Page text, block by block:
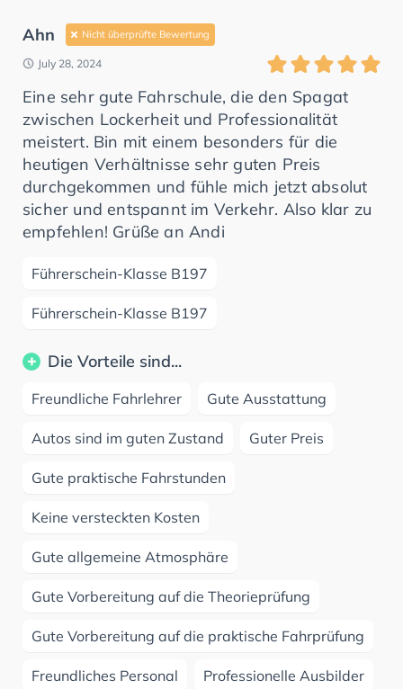
Ahn Nicht überprüfte Bewertung
July 28, 2024
Eine sehr gute Fahrschule, die den Spagat
zwischen Lockerheit und Professionalität
meistert. Bin mit einem besonders für die
heutigen Verhältnisse sehr guten Preis
durchgekommen und fühle mich jetzt absolut
sicher und entspannt im Verkehr. Also klar zu
empfehlen! Grüße an Andi
Führerschein-Klasse B197
Führerschein-Klasse B197
Die Vorteile sind...
Freundliche Fahrlehrer Gute Ausstattung
Autos sind im guten Zustand Guter Preis
Gute praktische Fahrstunden
Keine versteckten Kosten
Gute allgemeine Atmosphäre
Gute Vorbereitung auf die Theorieprüfung
Gute Vorbereitung auf die praktische Fahrprüfung
Freundliches Personal Professionelle Ausbilder